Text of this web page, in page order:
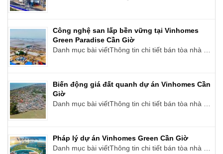
Công nghệ san lấp bền vững tại Vinhomes
Green Paradise Cần Giờ
Danh mục bài viếtThông tin chi tiết bán tòa nhà …
Biến động giá đất quanh dự án Vinhomes Cần
Giờ
Danh mục bài viếtThông tin chi tiết bán tòa nhà …
Pháp lý dự án Vinhomes Green Cần Giờ
Danh mục bài viếtThông tin chi tiết bán tòa nhà …